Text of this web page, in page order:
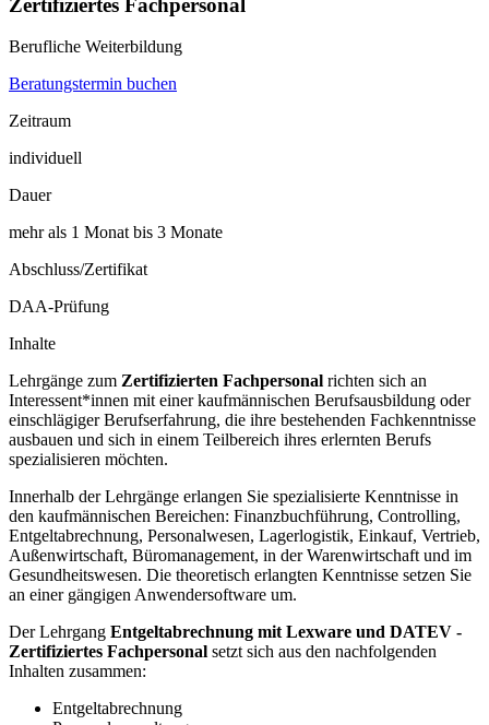
Zertifiziertes Fachpersonal
Berufliche Weiterbildung
Beratungstermin buchen
Zeitraum
individuell
Dauer
mehr als 1 Monat bis 3 Monate
Abschluss/Zertifikat
DAA-Prüfung
Inhalte
Lehrgänge zum Zertifizierten Fachpersonal richten sich an
Interessent*innen mit einer kaufmännischen Berufsausbildung oder
einschlägiger Berufserfahrung, die ihre bestehenden Fachkenntnisse
ausbauen und sich in einem Teilbereich ihres erlernten Berufs
spezialisieren möchten.
Innerhalb der Lehrgänge erlangen Sie spezialisierte Kenntnisse in
den kaufmännischen Bereichen: Finanzbuchführung, Controlling,
Entgeltabrechnung, Personalwesen, Lagerlogistik, Einkauf, Vertrieb,
Außenwirtschaft, Büromanagement, in der Warenwirtschaft und im
Gesundheitswesen. Die theoretisch erlangten Kenntnisse setzen Sie
an einer gängigen Anwendersoftware um.
Der Lehrgang Entgeltabrechnung mit Lexware und DATEV -
Zertifiziertes Fachpersonal setzt sich aus den nachfolgenden
Inhalten zusammen:
Entgeltabrechnung